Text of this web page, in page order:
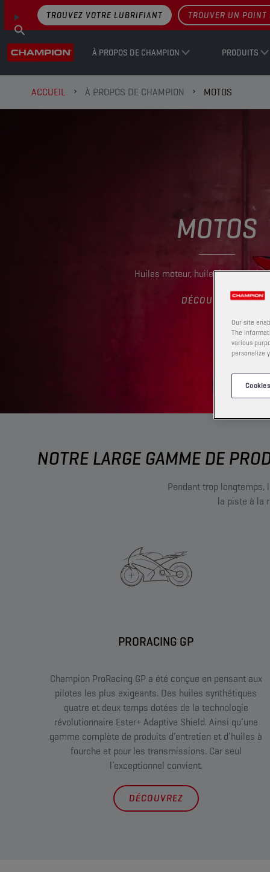
À PROPOS DE CHAMPION PRODUITS
TROUVEZ VOTRE LUBRIFIANT TROUVER UN POINT
ACCUEIL À PROPOS DE CHAMPION MOTOS
MOTOS
Huiles moteur, huile de
DÉCOUVREZ
NOTRE LARGE GAMME DE
Pendant trop
la piste à la
PRORACING GP
Champion ProRacing GP a été conçue en pensant aux
pilotes les plus exigeants. Des huiles synthétiques
quatre et deux temps dotées de la technologie
révolutionnaire Ester+ Adaptive Shield. Ainsi qu’une
gamme complète de produits d’entretien et d’huiles à
fourche et pour les transmissions. Car seul
l’exceptionnel convient.
DÉCOUVREZ
Our site
The
various
personalize